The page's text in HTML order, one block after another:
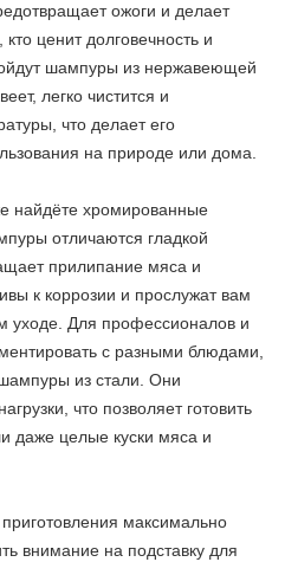
ожоги и делает
ценит долговечность и
шампуры из нержавеющей
легко чистится и
что делает его
на природе или дома.
найдёте хромированные
отличаются гладкой
прилипание мяса и
к коррозии и прослужат вам
уходе. Для профессионалов и
с разными блюдами,
из стали. Они
что позволяет готовить
даже целые куски мяса и
максимально
внимание на подставку для